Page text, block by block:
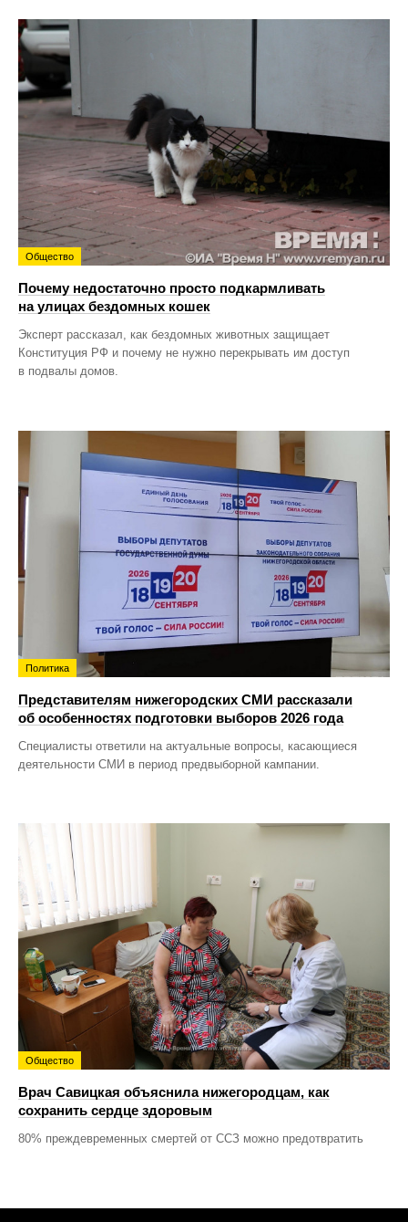
Общество
Почему недостаточно просто подкармливать
на улицах бездомных кошек
Эксперт рассказал, как бездомных животных защищает
Конституция РФ и почему не нужно перекрывать им доступ
в подвалы домов.
Политика
Представителям нижегородских СМИ рассказали
об особенностях подготовки выборов 2026 года
Специалисты ответили на актуальные вопросы, касающиеся
деятельности СМИ в период предвыборной кампании.
Общество
Врач Савицкая объяснила нижегородцам, как
сохранить сердце здоровым
80% преждевременных смертей от ССЗ можно предотвратить